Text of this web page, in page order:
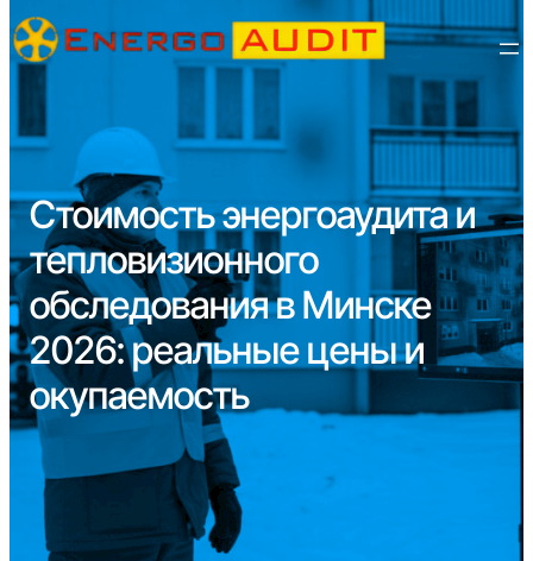
Стоимость энергоаудита и
тепловизионного
обследования в Минске
2026: реальные цены и
окупаемость